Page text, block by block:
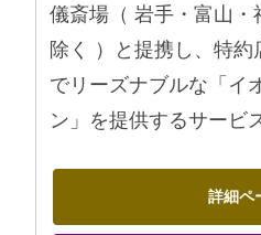
儀斎場（ 岩手・富山・
除く ）と提携し、特
でリーズナブルな「イ
ン」を提供するサービ
詳細ペ